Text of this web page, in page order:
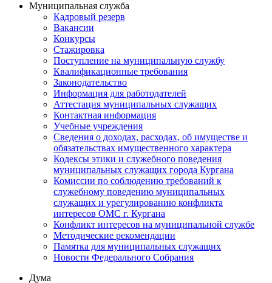
Муниципальная служба
Кадровый резерв
Вакансии
Конкурсы
Стажировка
Поступление на муниципальную службу
Квалификационные требования
Законодательство
Информация для работодателей
Аттестация муниципальных служащих
Контактная информация
Учебные учреждения
Сведения о доходах, расходах, об имуществе и
обязательствах имущественного характера
Кодексы этики и служебного поведения
муниципальных служащих города Кургана
Комиссии по соблюдению требований к
служебному поведению муниципальных
служащих и урегулированию конфликта
интересов ОМС г. Кургана
Конфликт интересов на муниципальной службе
Методические рекомендации
Памятка для муниципальных служащих
Новости Федерального Cобрания
Дума